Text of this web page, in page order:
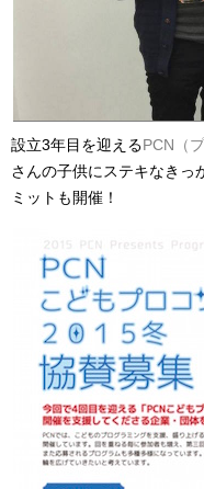
設立3年目を迎えるPCN（
さんの子供にステキなきっ
ミットも開催！